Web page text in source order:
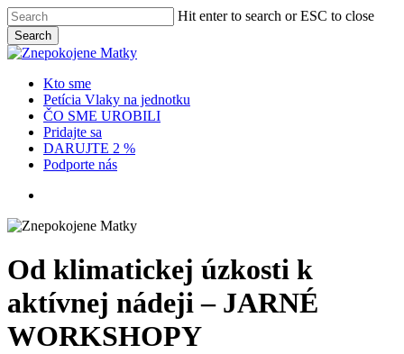
Skip
to
main
content
Hit enter to search or ESC to close
Search
Close
Menu
Kto sme
Petícia Vlaky na jednotku
ČO SME UROBILI
Pridajte sa
DARUJTE 2 %
Podporte nás
Od klimatickej úzkosti k
aktívnej nádeji – JARNÉ
WORKSHOPY